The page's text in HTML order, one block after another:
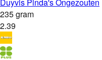
235 gram
2.39